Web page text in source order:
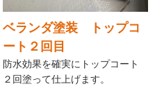
ベランダ塗装 トップコ
ート２回目
防水効果を確実にトップコート
２回塗って仕上げます。